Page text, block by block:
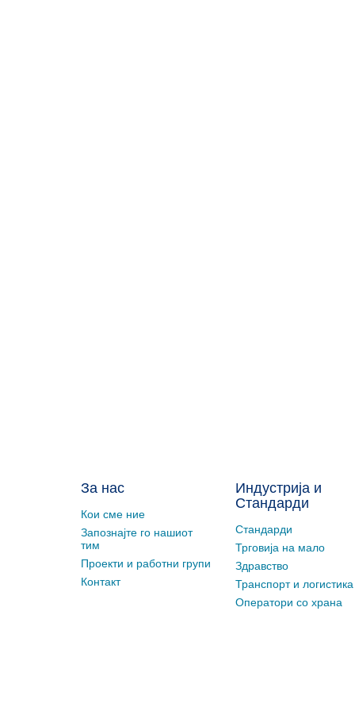
За нас
Кои сме ние
Запознајте го нашиот
тим
Проекти и работни групи
Контакт
Индустрија и
Стандарди
Стандарди
Трговија на мало
Здравство
Транспорт и логистика
Оператори со храна